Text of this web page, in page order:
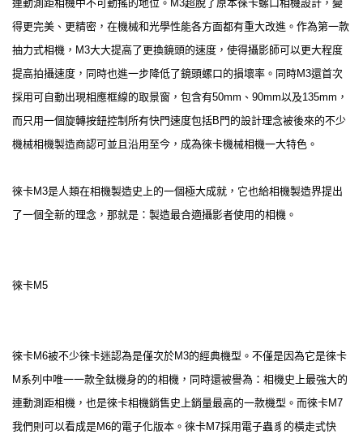
連動測距相機中不可動搖的地位。M3超脫了原本徠卡螺口相機設計，變
得更完美、更精密，在機械和光學性能各方面都有重大改進。作為第一款
抽力式相機，M3大大提高了更換鏡頭的速度，使得攝影師可以更大程度
提高拍攝速度，同時也進一步降低了鏡頭螺口的損壞率。同時M3還首次
採用可自動出現相應框線的取景窗，包含有50mm、90mm以及135mm，
而只用一個旋轉按鈕控制所有快門速度包括B門的設計理念被後來的不少
機械相機製造商認可並且沿用至今，成為徠卡機械相機一大特色。
徠卡M3是人類在相機製造史上的一個極大成就，它也給相機製造界提出
了一個全新的理念，那就是：製造最合適攝影者使用的相機。
徠卡M5
徠卡M6被不少徠卡迷認為是僅次於M3的經典機型。不僅是因為它是徠卡
M系列中唯一一款全鈦機身的的相機，同時還被譽為：相機史上最強大的
連動測距相機，也是徠卡相機銷售史上銷量最高的一款機型。而徠卡M7
我們則可以看成是M6的電子化版本。徠卡M7採用電子蟲豸的橫走式快